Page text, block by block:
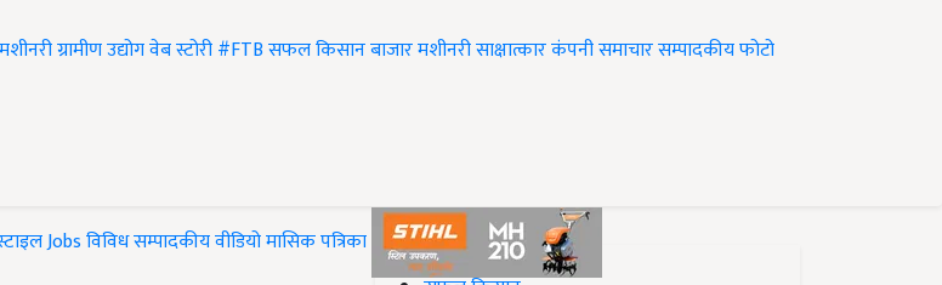
मशीनरीग्रामीण उद्योगवेब स्टोरी#FTBसफल किसानबाजारमशीनरीसाक्षात्कारकंपनी समाचारसम्पादकीयफोटो
Jobsविविधसम्पादकीयवीडियोमासिक पत्रिका
#Top on Krishi Jagran